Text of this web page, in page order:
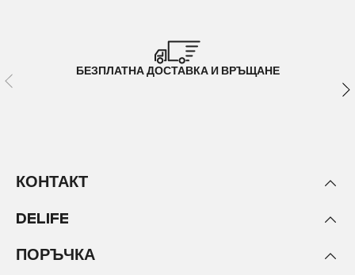
БЕЗПЛАТНА ДОСТАВКА И ВРЪЩАНЕ
КОНТАКТ
DELIFE
ПОРЪЧКА